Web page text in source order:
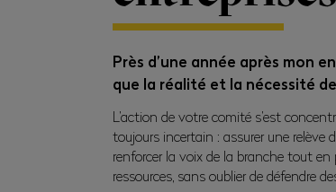
Près d’une année après mon
que la réalité et la nécessité
L’action de votre comité s’est
toujours incertain : assurer une
renforcer la voix de la branche tout
ressources, sans oublier de défendre